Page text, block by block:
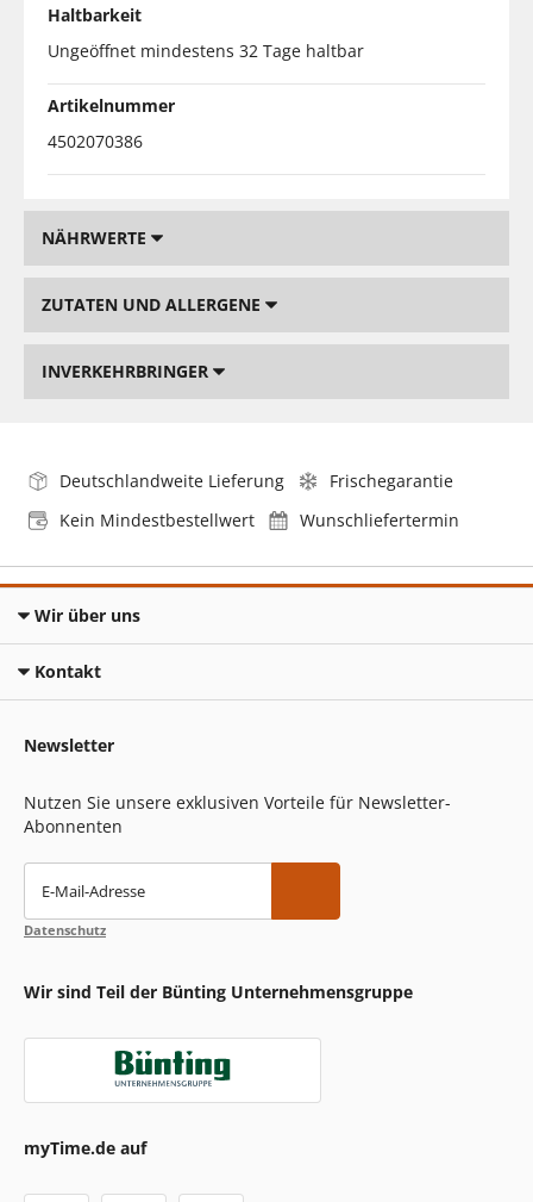
Haltbarkeit
Ungeöffnet mindestens 32 Tage haltbar
Artikelnummer
4502070386
NÄHRWERTE
ZUTATEN UND ALLERGENE
INVERKEHRBRINGER
Deutschlandweite Lieferung
Frischegarantie
Kein Mindestbestellwert
Wunschliefertermin
Wir über uns
Kontakt
Newsletter
Nutzen Sie unsere exklusiven Vorteile für Newsletter-
Abonnenten
E-Mail-Adresse
Datenschutz
Wir sind Teil der Bünting Unternehmensgruppe
myTime.de auf